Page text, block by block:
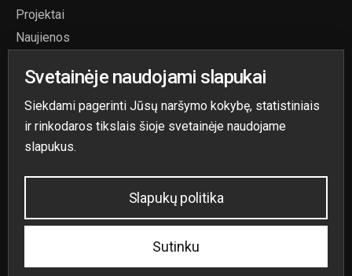
Svetainėje naudojami slapukai
Siekdami pagerinti Jūsų naršymo kokybę, statistiniais
ir rinkodaros tikslais šioje svetainėje naudojame
slapukus.
Slapukų politika
Sutinku
Projektai
Naujienos
Aktuali informacija
Sprendimas:Reception IT.